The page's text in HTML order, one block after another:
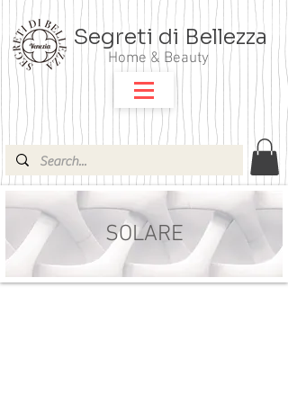
Segreti di Bellezza
Home & Beauty
SOLARE